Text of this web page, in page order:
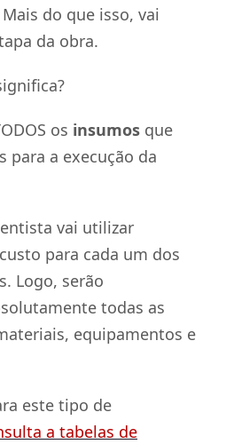
do que isso, vai
da obra.
os insumos que
para a execução da
vai utilizar
para cada um dos
Logo, serão
todas as
equipamentos e
este tipo de
a tabelas de